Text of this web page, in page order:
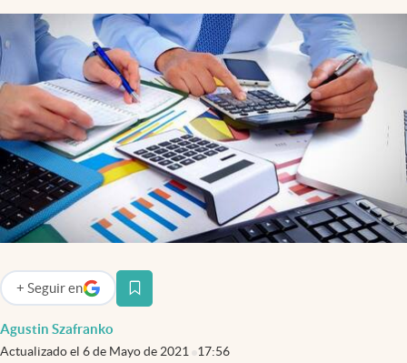
Clase
Clima
Mundial 2026
Eventos Corporativos
El Cronista Studio
Mediakit
abre en nueva pestaña
Argentina
Agustin Szafranko
Actualizado el 6 de Mayo de 2021 17:56
+ Seguir en
abre en nueva pestaña